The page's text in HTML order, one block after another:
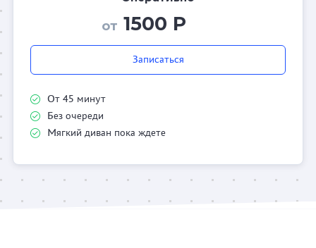
от 1500 Р
Записаться
От 45 минут
Без очереди
Мягкий диван пока ждете